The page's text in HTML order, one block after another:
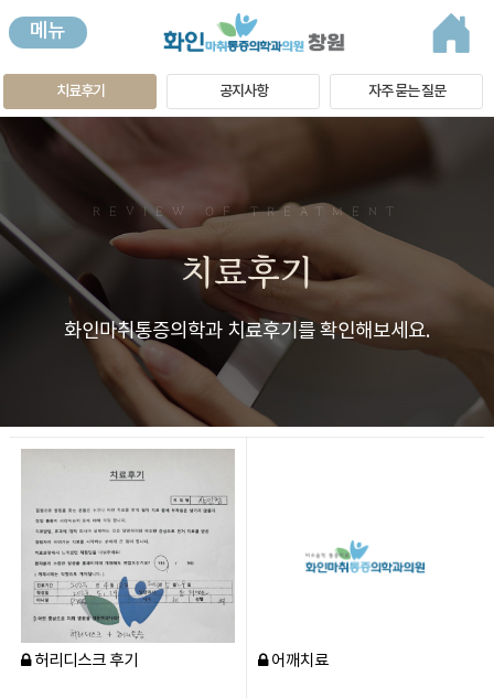
메뉴
치료후기 공지사항 자주 묻는 질문
REVIEW OF TREATMENT
치료후기
화인마취통증의학과 치료후기를 확인해보세요.
허리디스크 후기 어깨치료